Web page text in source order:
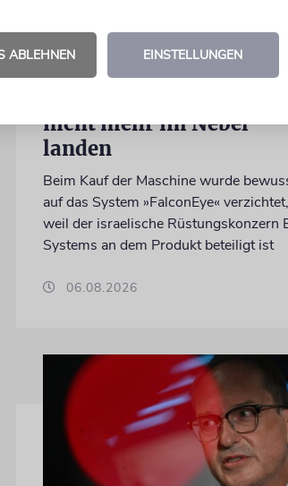
Wegen Israel-Boykott:
Irisches
nicht mehr im Nebel
landen
Beim Kauf der Maschine wurde
auf das System »FalconEye« verzichtet,
weil der israelische Rüstungskonzern
Systems an dem Produkt beteiligt ist
06.08.2026
ABLEHNEN EINSTELLUNGEN